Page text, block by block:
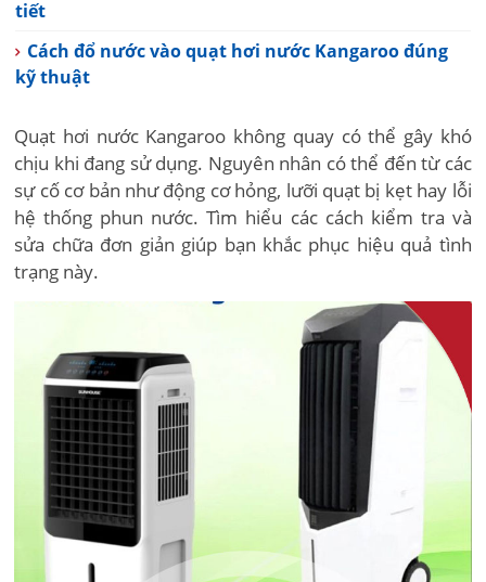
tiết
Cách đổ nước vào quạt hơi nước Kangaroo đúng
kỹ thuật
Quạt hơi nước Kangaroo không quay có thể gây khó
chịu khi đang sử dụng. Nguyên nhân có thể đến từ các
sự cố cơ bản như động cơ hỏng, lưỡi quạt bị kẹt hay lỗi
hệ thống phun nước. Tìm hiểu các cách kiểm tra và
sửa chữa đơn giản giúp bạn khắc phục hiệu quả tình
trạng này.